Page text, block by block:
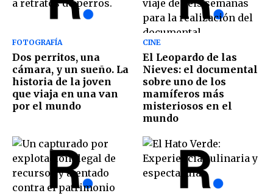
FOTOGRAFÍA
Dos perritos, una
cámara, y un sueño. La
historia de la joven
que viaja en una van
por el mundo
CINE
El Leopardo de las
Nieves: el documental
sobre uno de los
mamíferos más
misteriosos en el
mundo